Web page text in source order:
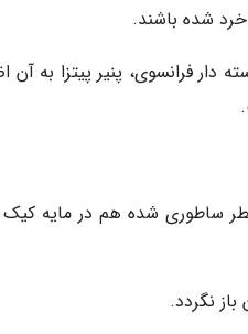
شده باشند.
کمی طعم پنیری و کشدار داشته باشد، به اندازه 2/3 لیوان دسته دار فرانسوی، پنیر
ساطوری شده هم در مایه کیک
نگردد.